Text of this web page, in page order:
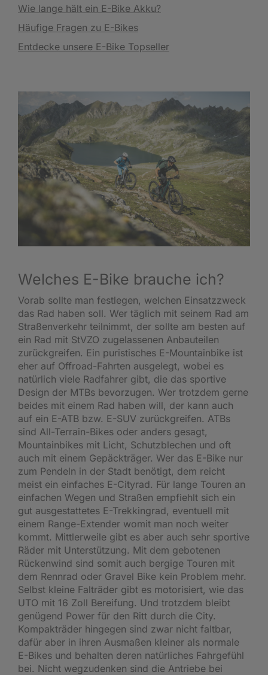
Wie lange hält ein E-Bike Akku?
Häufige Fragen zu E-Bikes
Entdecke unsere E-Bike Topseller
Welches E-Bike brauche ich?
Vorab sollte man festlegen, welchen Einsatzzweck
das Rad haben soll. Wer täglich mit seinem Rad am
Straßenverkehr teilnimmt, der sollte am besten auf
ein Rad mit StVZO zugelassenen Anbauteilen
zurückgreifen. Ein puristisches E-Mountainbike ist
eher auf Offroad-Fahrten ausgelegt, wobei es
natürlich viele Radfahrer gibt, die das sportive
Design der MTBs bevorzugen. Wer trotzdem gerne
beides mit einem Rad haben will, der kann auch
auf ein E-ATB bzw. E-SUV zurückgreifen. ATBs
sind All-Terrain-Bikes oder anders gesagt,
Mountainbikes mit Licht, Schutzblechen und oft
auch mit einem Gepäckträger. Wer das E-Bike nur
zum Pendeln in der Stadt benötigt, dem reicht
meist ein einfaches E-Cityrad. Für lange Touren an
einfachen Wegen und Straßen empfiehlt sich ein
gut ausgestattetes E-Trekkingrad, eventuell mit
einem Range-Extender womit man noch weiter
kommt. Mittlerweile gibt es aber auch sehr sportive
Räder mit Unterstützung. Mit dem gebotenen
Rückenwind sind somit auch bergige Touren mit
dem Rennrad oder Gravel Bike kein Problem mehr.
Selbst kleine Falträder gibt es motorisiert, wie das
UTO mit 16 Zoll Bereifung. Und trotzdem bleibt
genügend Power für den Ritt durch die City.
Kompakträder hingegen sind zwar nicht faltbar,
dafür aber in ihren Ausmaßen kleiner als normale
E-Bikes und behalten deren natürliches Fahrgefühl
bei. Nicht wegzudenken sind die Antriebe bei